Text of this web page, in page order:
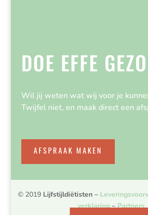
DOE EFFE
Wil jij weten wat wij voor je
Twijfel niet, en maak direct een
AFSPRAAK MAKEN
© 2019 Lijfstijldiëtisten –
verklaring–Partners